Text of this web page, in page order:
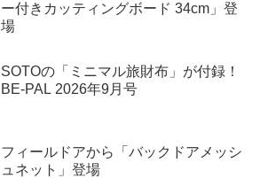
ー付きカッティングボード 34cm」登
場
SOTOの「ミニマル旅財布」が付録！
BE-PAL 2026年9月号
フィールドアから「バックドアメッシ
ュネット」登場